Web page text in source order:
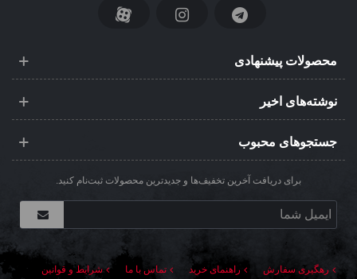
محصولات پیشنهادی
نوشته‌های اخیر
جستجوهای محبوب
برای دریافت آخرین تخفیف‌ها و جدیدترین محصولات ثبت‌نام کنید.
رهگیری سفارش راهنمای خرید تماس با ما
شرایط و قوانین